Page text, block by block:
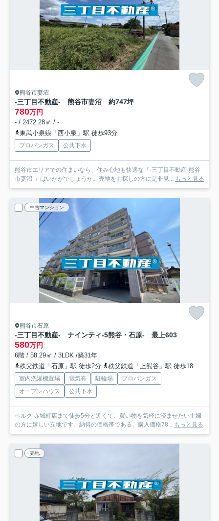
熊谷市妻沼
-三丁目不動産- 熊谷市妻沼 約747坪
780万円
- / 2472.28㎡ / -
東武小泉線「西小泉」駅 徒歩93分
プロパンガス 公共下水
熊谷市エリアでの住まいなら、住み心地も快適な「-三丁目不動産-熊谷
市妻沼-」はいかがでしょうか。売地をお探しの方に是非見...
もっと見る
中古マンション
熊谷市石原
-三丁目不動産- ナインティ-5熊谷・石原- 最上603
580万円
6階 / 58.29㎡ / 3LDK /築31年
秩父鉄道「石原」駅 徒歩2分
秩父鉄道「上熊谷」駅 徒歩18分
室内洗濯機置場 電気有 駐輪場
プロパンガス
オープンハウス
公共下水
ベルク 赤城町店まで徒歩5分と近くて、買い物を気軽に済ませたい主婦
の方に嬉しい立地です。納得の価格帯である、購入価格78...
もっと見る
売地